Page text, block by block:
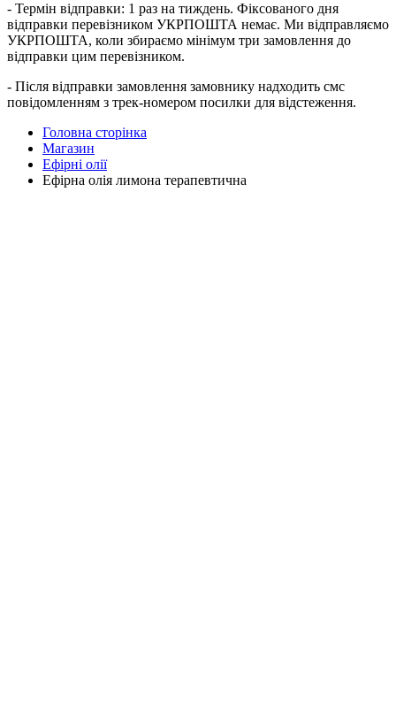
- Термін відправки: 1 раз на тиждень. Фіксованого дня
відправки перевізником УКРПОШТА немає. Ми відправляємо
УКРПОШТА, коли збираємо мінімум три замовлення до
відправки цим перевізником.
- Після відправки замовлення замовнику надходить смс
повідомленням з трек-номером посилки для відстеження.
Головна сторінка
Магазин
Ефірні олії
Ефірна олія лимона терапевтична